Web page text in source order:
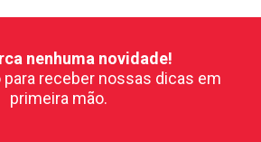
nenhuma novidade!
para receber nossas dicas em
primeira mão.